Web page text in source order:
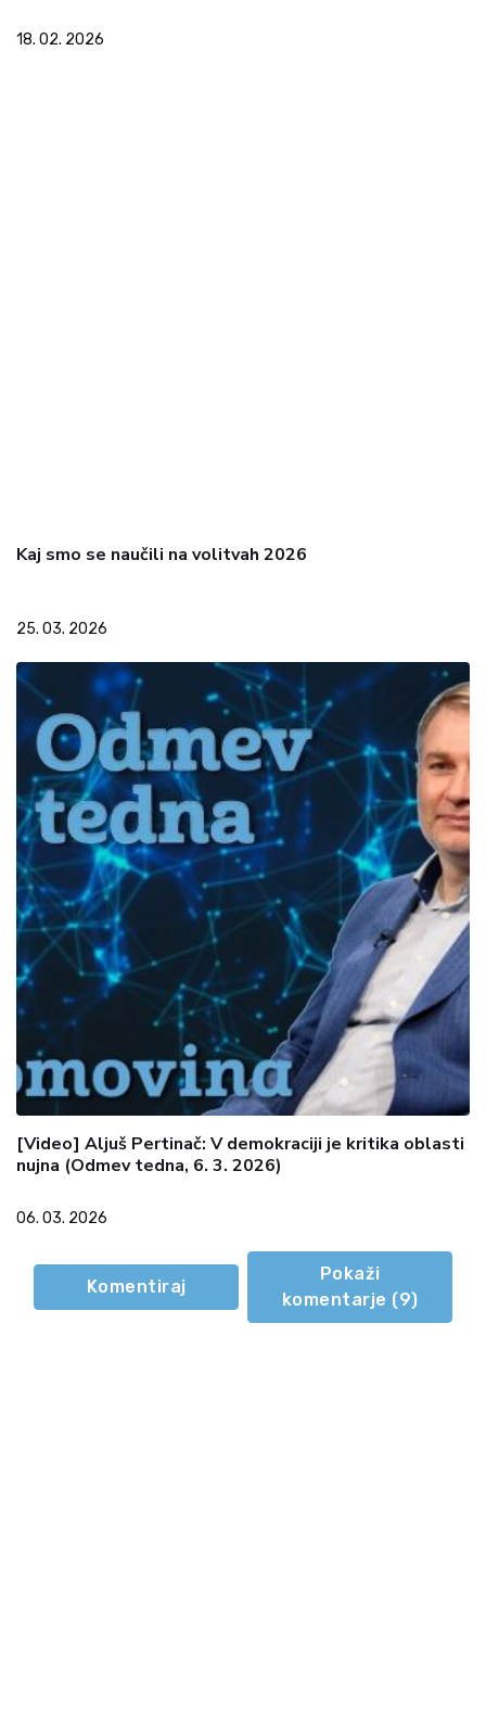
18. 02. 2026
Kaj smo se naučili na volitvah 2026
25. 03. 2026
[Video] Aljuš Pertinač: V demokraciji je kritika oblasti
nujna (Odmev tedna, 6. 3. 2026)
06. 03. 2026
Komentiraj
Pokaži
komentarje (9)